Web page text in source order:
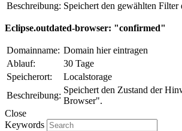
Beschreibung: Speichert den gewählten
Eclipse.outdated-browser: "confirmed"
Domainname: Domain hier eintragen
Ablauf:
30 Tage
Speicherort:
Localstorage
Beschreibung:
Speichert den Zustand der
Browser".
Close
Keywords